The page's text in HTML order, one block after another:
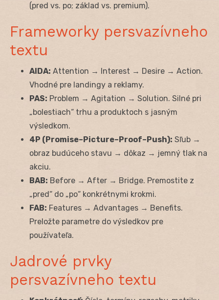
(pred vs. po; základ vs. premium).
Frameworky persvazívneho
textu
AIDA: Attention → Interest → Desire → Action.
Vhodné pre landingy a reklamy.
PAS: Problem → Agitation → Solution. Silné pri
„bolestiach“ trhu a produktoch s jasným
výsledkom.
4P (Promise–Picture–Proof–Push): Sľub →
obraz budúceho stavu → dôkaz → jemný tlak na
akciu.
BAB: Before → After → Bridge. Premostite z
„pred“ do „po“ konkrétnymi krokmi.
FAB: Features → Advantages → Benefits.
Preložte parametre do výsledkov pre
používateľa.
Jadrové prvky
persvazívneho textu